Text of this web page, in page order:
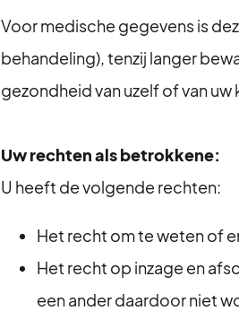
Voor medische gegevens is
behandeling), tenzij langer
gezondheid van uzelf of van
Uw rechten als betrokkene:
U heeft de volgende rechten:
⁠Het recht om te weten of
Het recht op inzage en
een ander daardoor niet